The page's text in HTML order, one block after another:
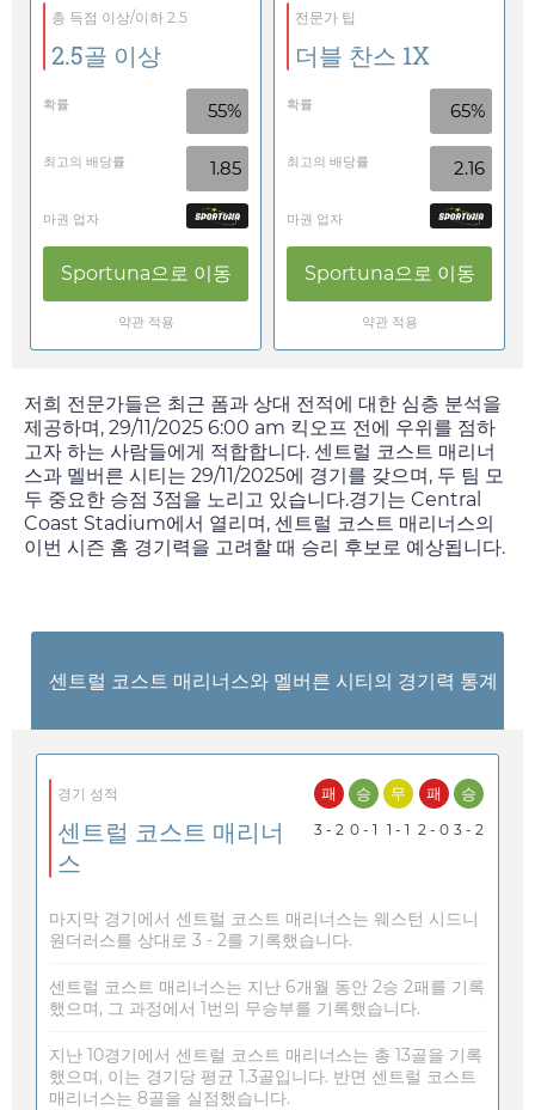
총 득점 이상/이하 2.5
2.5골 이상
확률 55%
최고의 배당률 1.85
마권 업자
Sportuna으로 이동
약관 적용
전문가 팁
더블 찬스 1X
확률 65%
최고의 배당률 2.16
마권 업자
Sportuna으로 이동
약관 적용
저희 전문가들은 최근 폼과 상대 전적에 대한 심층 분석을
제공하며, 29/11/2025 6:00 am 킥오프 전에 우위를 점하
고자 하는 사람들에게 적합합니다. 센트럴 코스트 매리너
스과 멜버른 시티는 29/11/2025에 경기를 갖으며, 두 팀 모
두 중요한 승점 3점을 노리고 있습니다.경기는 Central
Coast Stadium에서 열리며, 센트럴 코스트 매리너스의
이번 시즌 홈 경기력을 고려할 때 승리 후보로 예상됩니다.
센트럴 코스트 매리너스와 멜버른 시티의 경기력 통계
경기 성적
센트럴 코스트 매리너
스
패
3 - 2
승
0 - 1
무
1 - 1
패
2 - 0
승
3 - 2
마지막 경기에서 센트럴 코스트 매리너스는 웨스턴 시드니
원더러스를 상대로 3 - 2를 기록했습니다.
센트럴 코스트 매리너스는 지난 6개월 동안 2승 2패를 기록
했으며, 그 과정에서 1번의 무승부를 기록했습니다.
지난 10경기에서 센트럴 코스트 매리너스는 총 13골을 기록
했으며, 이는 경기당 평균 1.3골입니다. 반면 센트럴 코스트
매리너스는 8골을 실점했습니다.